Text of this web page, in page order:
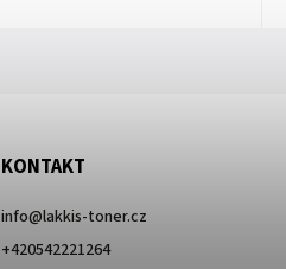
KONTAKT
info@lakkis-toner.cz
+420542221264